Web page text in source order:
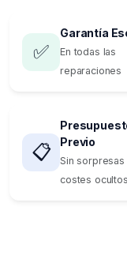
✅
Garantía
En todas las
reparaciones
📋
Previo
Sin sorpresas
costes ocultos